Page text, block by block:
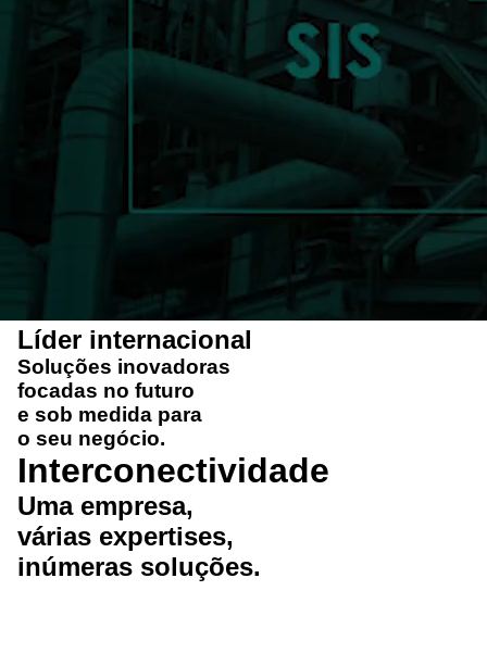
Líder internacional
Soluções inovadoras
focadas no futuro
e sob medida para
o seu negócio.
Interconectividade
Uma empresa,
várias expertises,
inúmeras soluções.